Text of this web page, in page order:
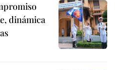
dinámica